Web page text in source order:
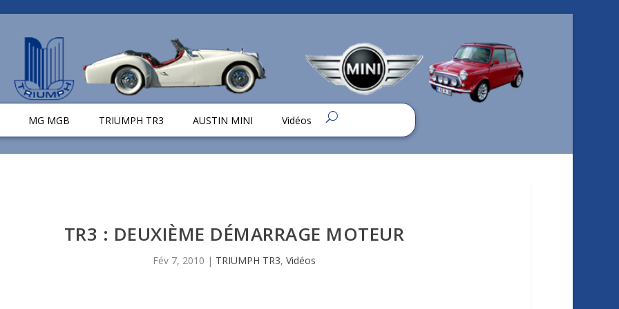
MG MGB TRIUMPH TR3 AUSTIN MINI Vidéos
TR3 : DEUXIÈME DÉMARRAGE MOTEUR
Fév 7, 2010 | TRIUMPH TR3, Vidéos